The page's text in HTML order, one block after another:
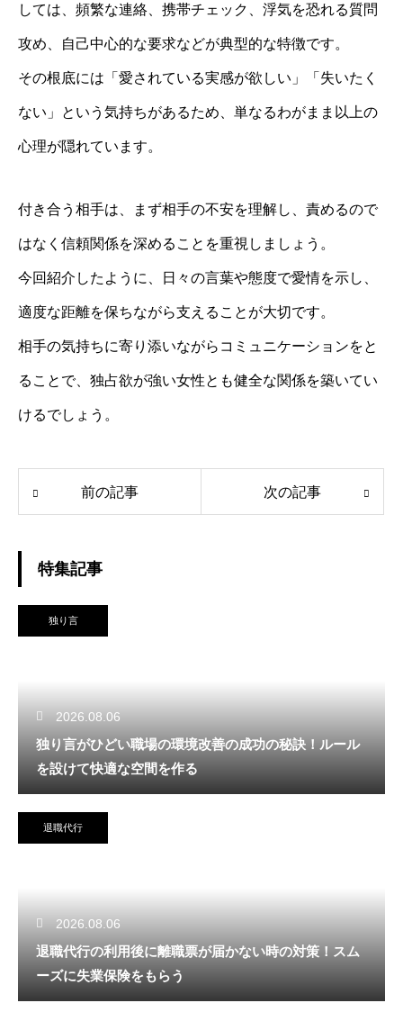
しては、頻繁な連絡、携帯チェック、浮気を恐れる質問
攻め、自己中心的な要求などが典型的な特徴です。
その根底には「愛されている実感が欲しい」「失いたく
ない」という気持ちがあるため、単なるわがまま以上の
心理が隠れています。
付き合う相手は、まず相手の不安を理解し、責めるので
はなく信頼関係を深めることを重視しましょう。
今回紹介したように、日々の言葉や態度で愛情を示し、
適度な距離を保ちながら支えることが大切です。
相手の気持ちに寄り添いながらコミュニケーションをと
ることで、独占欲が強い女性とも健全な関係を築いてい
けるでしょう。
前の記事 次の記事
特集記事
独り言
2026.08.06
独り言がひどい職場の環境改善の成功の秘訣！ルール
を設けて快適な空間を作る
退職代行
2026.08.06
退職代行の利用後に離職票が届かない時の対策！スム
ーズに失業保険をもらう